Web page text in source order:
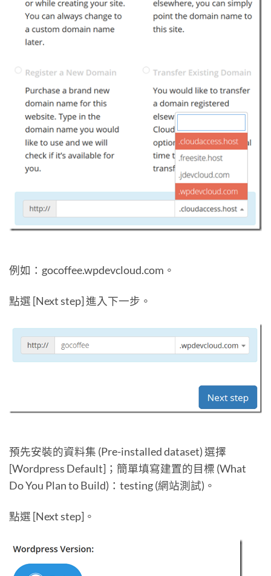
例如：gocoffee.wpdevcloud.com。
點選 [Next step] 進入下一步。
預先安裝的資料集 (Pre-installed dataset) 選擇
[Wordpress Default]；簡單填寫建置的目標 (What
Do You Plan to Build)：testing (網站測試)。
點選 [Next step]。